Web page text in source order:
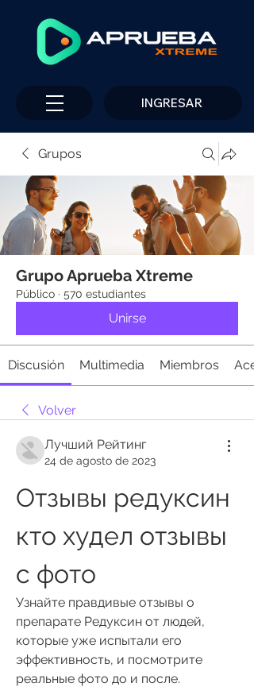
INGRESAR
Grupos
Grupo Aprueba Xtreme
Público · 570 estudiantes
Unirse
Discusión Multimedia Miembros
Volver
Лучший Рейтинг
24 de agosto de 2023
Отзывы редуксин
кто худел отзывы
с фото
Узнайте правдивые отзывы о
препарате Редуксин от людей,
которые уже испытали его
эффективность, и посмотрите
реальные фото до и после.